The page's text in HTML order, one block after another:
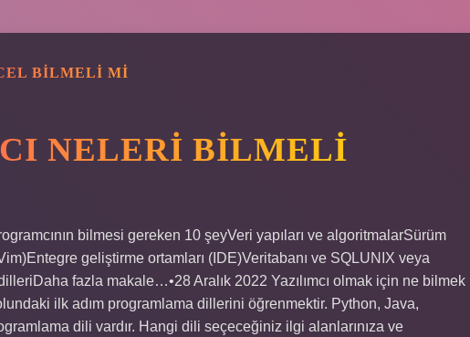
BILMELI MI
NELERI BILMELI
bilmesi gereken 10 şeyVeri yapıları ve algoritmalarSürüm
geliştirme ortamları (IDE)Veritabanı ve SQLUNIX veya
fazla makale…•28 Aralık 2022 Yazılımcı olmak için ne bilmek
ilk adım programlama dillerini öğrenmektir. Python, Java,
dili vardır. Hangi dili seçeceğiniz ilgi alanlarınıza ve